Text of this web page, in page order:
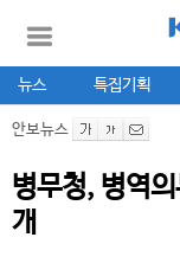
뉴스 특집기획
안보뉴스
병무청, 병역
개